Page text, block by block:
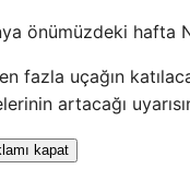
önümüzdeki hafta
fazla uçağın
artacağı